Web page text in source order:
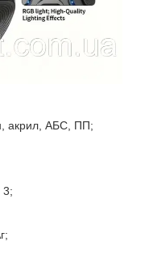
акрил, АБС, ПП;
3;